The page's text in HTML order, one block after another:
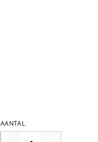
AANTAL